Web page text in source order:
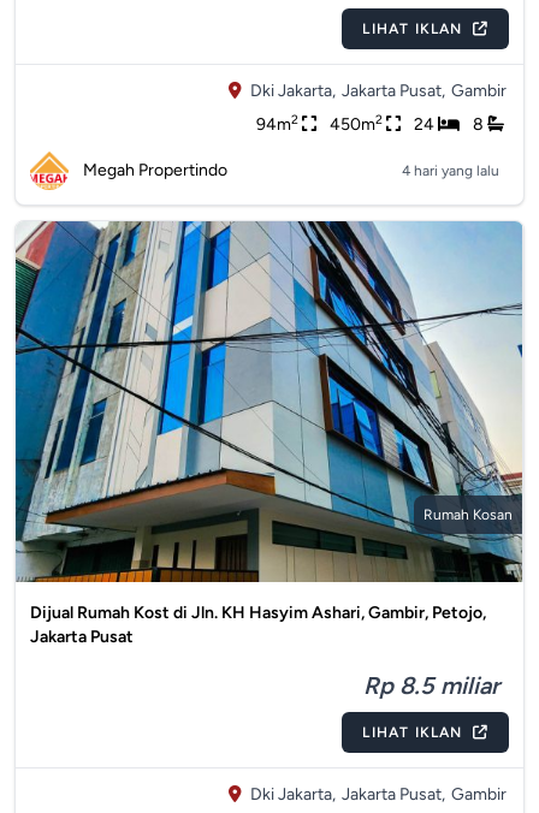
LIHAT IKLAN
Dki Jakarta, Jakarta Pusat, Gambir
94m2 450m2 24 8
Megah Propertindo 4 hari yang lalu
Rumah Kosan
Dijual Rumah Kost di Jln. KH Hasyim Ashari, Gambir, Petojo,
Jakarta Pusat
Rp 8.5 miliar
LIHAT IKLAN
Dki Jakarta, Jakarta Pusat, Gambir